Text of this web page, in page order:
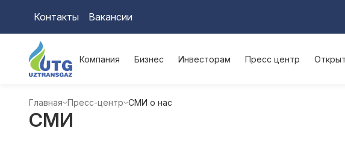
Контакты Вакансии
Компания Бизнес Инвесторам Пресс центр
Главная Пресс-центр СМИ о нас
СМИ